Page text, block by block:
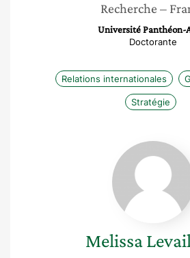
Recherche –
Université Panthéon-
Doctorante
Relations internationales
Stratégie
Melissa
Melissa